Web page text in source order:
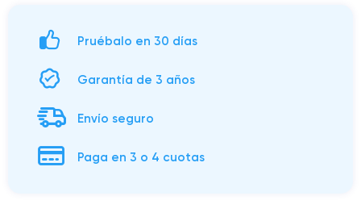
Pruébalo en 30 días
Garantía de 3 años
Envío seguro
Paga en 3 o 4 cuotas